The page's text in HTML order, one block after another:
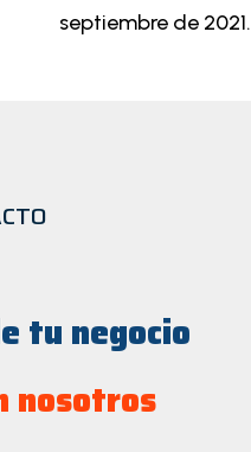
septiembre de 2021.
tu negocio
nosotros